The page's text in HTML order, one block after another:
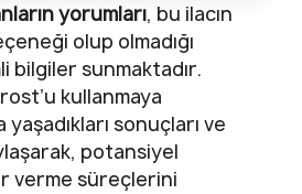
yorumları, bu ilacın
olup olmadığı
bilgiler sunmaktadır.
kullanmaya
sonuçları ve
potansiyel
verme süreçlerini